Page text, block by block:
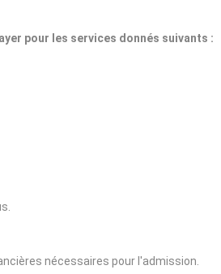
pour les services donnés suivants :
nécessaires pour l'admission.